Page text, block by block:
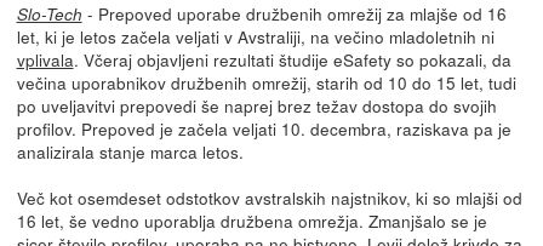
Slo-Tech - Prepoved uporabe družbenih omrežij za mlajše od 16
let, ki je letos začela veljati v Avstraliji, na večino mladoletnih ni
vplivala. Včeraj objavljeni rezultati študije eSafety so pokazali, da
večina uporabnikov družbenih omrežij, starih od 10 do 15 let, tudi
po uveljavitvi prepovedi še naprej brez težav dostopa do svojih
profilov. Prepoved je začela veljati 10. decembra, raziskava pa je
analizirala stanje marca letos.
Več kot osemdeset odstotkov avstralskih najstnikov, ki so mlajši od
16 let, še vedno uporablja družbena omrežja. Zmanjšalo se je